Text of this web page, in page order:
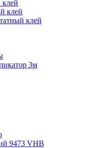
клей
клей
3м
9473 VHB